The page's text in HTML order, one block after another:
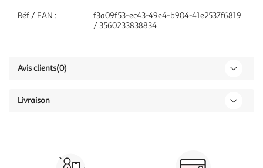
Réf / EAN :
f3a09f53-ec43-49e4-b904-41e2537f6819
/ 3560233838834
Avis clients(0)
Livraison